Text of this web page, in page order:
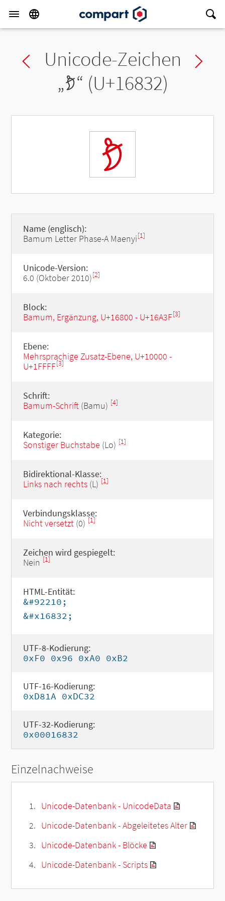
Previous char
Unicode-Zeichen
„𖠲“ (U+16832)
𖠲
Name (englisch):
Bamum Letter Phase-A Maenyi[1]
Unicode-Version:
6.0 (Oktober 2010)[2]
Block:
Bamum, Ergänzung, U+16800 - U+16A3F[3]
Ebene:
Mehrsprachige Zusatz-Ebene, U+10000 -
U+1FFFF[3]
Schrift:
Bamum-Schrift(Bamu) [4]
Kategorie:
Sonstiger Buchstabe (Lo) [1]
Bidirektional-Klasse:
Links nach rechts(L) [1]
Verbindungsklasse:
Nicht versetzt(0) [1]
Zeichen wird gespiegelt:
Nein [1]
HTML-Entität:
&#92210;
&#x16832;
UTF-8-Kodierung:
0xF0 0x96 0xA0 0xB2
UTF-16-Kodierung:
0xD81A 0xDC32
UTF-32-Kodierung:
0x00016832
Einzelnachweise
Unicode-Datenbank - UnicodeData
Unicode-Datenbank - Abgeleitetes Alter
Unicode-Datenbank - Blöcke
Unicode-Datenbank - Scripts